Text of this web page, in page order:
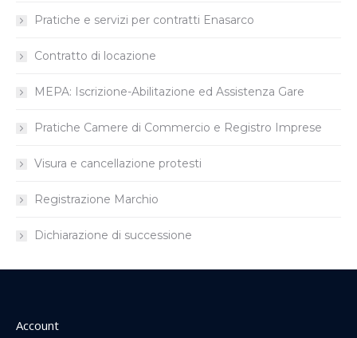
Pratiche e servizi per contratti Enasarco
Contratto di locazione
MEPA: Iscrizione-Abilitazione ed Assistenza Gare
Pratiche Camere di Commercio e Registro Imprese
Visura e cancellazione protesti
Registrazione Marchio
Dichiarazione di successione
Account